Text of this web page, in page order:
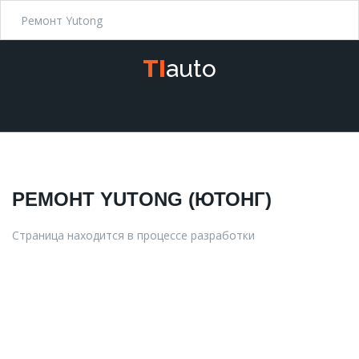
TIauto
Ремонт Yutong
РЕМОНТ YUTONG (ЮТОНГ)
Страница находится в процессе разработки